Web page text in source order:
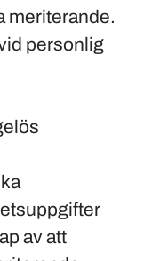
meriterande.
personlig
av att